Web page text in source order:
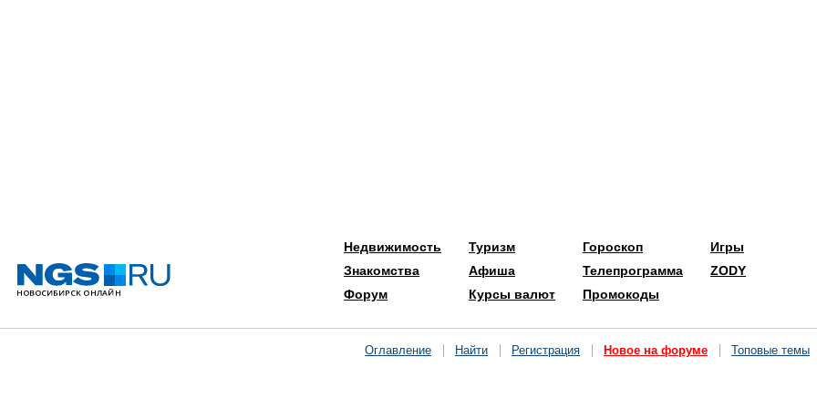
Недвижимость
Знакомства
Форум
Туризм
Афиша
Курсы валют
Гороскоп
Телепрограмма
Промокоды
Игры
ZODY
Оглавление Найти Регистрация Новое на форуме Топовые темы